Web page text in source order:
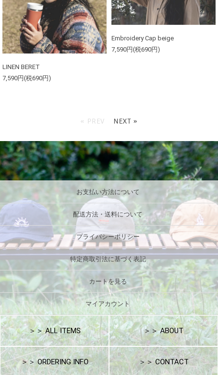
Embroidery Cap beige
7,590円(税690円)
LINEN BERET
7,590円(税690円)
« PREV NEXT »
お支払い方法について
配送方法・送料について
プライバシーポリシー
特定商取引法に基づく表記
カートを見る
マイアカウント
＞＞ ALL ITEMS ＞＞ ABOUT
＞＞ ORDERING INFO ＞＞ CONTACT